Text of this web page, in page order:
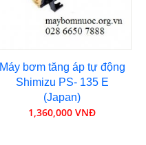
Máy bơm tăng áp tự động
Shimizu PS- 135 E
(Japan)
1,360,000 VNĐ